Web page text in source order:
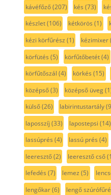
kávéfőző(207) kés (73)
készlet(106) kétkörös (1)
kézi körfűrész (1) kézimixer
körfütés (5) körfűtőbetét(4)
körfűtőszál (4) körkés (15)
középső(3) középső üveg
külső(26) labirintustartály
laposszíj (33) lapostepsi (14)
lassúprés (4) lassú prés (4)
leeresztő(2) leeresztő cső
lefedés (7) lemez (5)
lengőkar(6) lengő